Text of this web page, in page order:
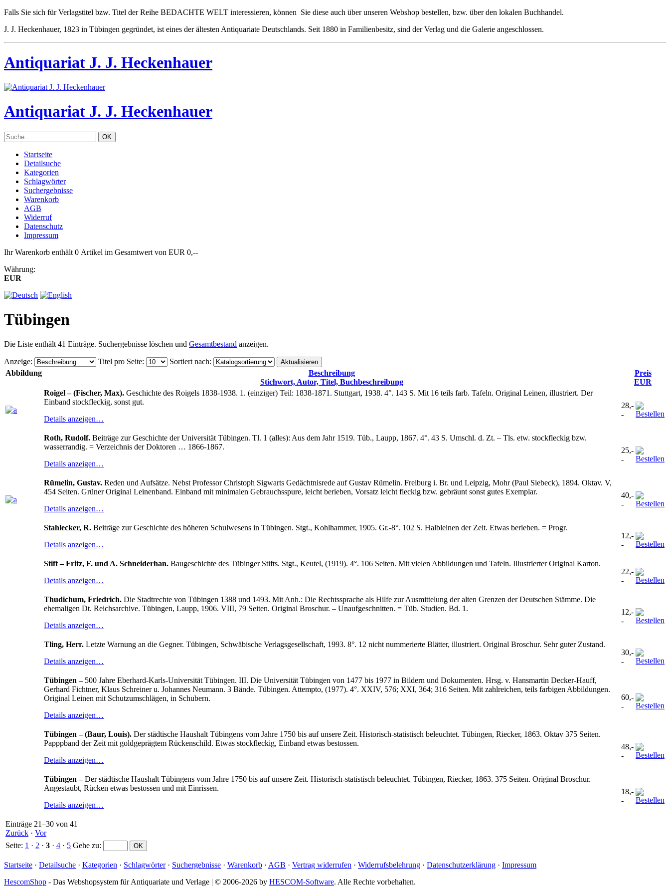
Falls Sie sich für Verlagstitel bzw. Titel der Reihe BEDACHTE WELT interessieren, können Sie diese auch über unseren Webshop bestellen, bzw. über den lokalen Buchhandel.
J. J. Heckenhauer, 1823 in Tübingen gegründet, ist eines der ältesten Antiquariate Deutschlands. Seit 1880 in Familienbesitz, sind der Verlag und die Galerie angeschlossen.
Antiquariat J. J. Heckenhauer
Antiquariat J. J. Heckenhauer
Startseite
Detailsuche
Kategorien
Schlagwörter
Suchergebnisse
Warenkorb
AGB
Widerruf
Datenschutz
Impressum
Ihr Warenkorb enthält 0 Artikel im Gesamtwert von EUR 0,--
Währung:
EUR
Tübingen
Die Liste enthält 41 Einträge. Suchergebnisse löschen und Gesamtbestand anzeigen.
Anzeige: Titel pro Seite: Sortiert nach:
Abbildung
Beschreibung
Stichwort, Autor, Titel, Buchbeschreibung
Preis
EUR
Roigel – (Fischer, Max). Geschichte des Roigels 1838-1938. 1. (einziger) Teil: 1838-1871. Stuttgart, 1938. 4°. 143 S. Mit 16 teils farb. Tafeln. Original Leinen, illustriert. Der
Einband stockfleckig, sonst gut.
Details anzeigen…
28,-
-
Roth, Rudolf. Beiträge zur Geschichte der Universität Tübingen. Tl. 1 (alles): Aus dem Jahr 1519. Tüb., Laupp, 1867. 4°. 43 S. Umschl. d. Zt. – Tls. etw. stockfleckig bzw.
wasserrandig. = Verzeichnis der Doktoren … 1866-1867.
Details anzeigen…
25,-
-
Rümelin, Gustav. Reden und Aufsätze. Nebst Professor Christoph Sigwarts Gedächtnisrede auf Gustav Rümelin. Freiburg i. Br. und Leipzig, Mohr (Paul Siebeck), 1894. Oktav. V,
454 Seiten. Grüner Original Leinenband. Einband mit minimalen Gebrauchsspure, leicht berieben, Vorsatz leicht fleckig bzw. gebräunt sonst gutes Exemplar.
Details anzeigen…
40,-
-
Stahlecker, R. Beiträge zur Geschichte des höheren Schulwesens in Tübingen. Stgt., Kohlhammer, 1905. Gr.-8°. 102 S. Halbleinen der Zeit. Etwas berieben. = Progr.
Details anzeigen…
12,-
-
Stift – Fritz, F. und A. Schneiderhan. Baugeschichte des Tübinger Stifts. Stgt., Keutel, (1919). 4°. 106 Seiten. Mit vielen Abbildungen und Tafeln. Illustrierter Original Karton.
Details anzeigen…
22,-
-
Thudichum, Friedrich. Die Stadtrechte von Tübingen 1388 und 1493. Mit Anh.: Die Rechtssprache als Hilfe zur Ausmittelung der alten Grenzen der Deutschen Stämme. Die
ehemaligen Dt. Reichsarchive. Tübingen, Laupp, 1906. VIII, 79 Seiten. Original Broschur. – Unaufgeschnitten. = Tüb. Studien. Bd. 1.
Details anzeigen…
12,-
-
Tling, Herr. Letzte Warnung an die Gegner. Tübingen, Schwäbische Verlagsgesellschaft, 1993. 8°. 12 nicht nummerierte Blätter, illustriert. Original Broschur. Sehr guter Zustand.
Details anzeigen…
30,-
-
Tübingen – 500 Jahre Eberhard-Karls-Universität Tübingen. III. Die Universität Tübingen von 1477 bis 1977 in Bildern und Dokumenten. Hrsg. v. Hansmartin Decker-Hauff,
Gerhard Fichtner, Klaus Schreiner u. Johannes Neumann. 3 Bände. Tübingen. Attempto, (1977). 4°. XXIV, 576; XXI, 364; 316 Seiten. Mit zahlreichen, teils farbigen Abbildungen.
Original Leinen mit Schutzumschlägen, in Schubern.
Details anzeigen…
60,-
-
Tübingen – (Baur, Louis). Der städtische Haushalt Tübingens vom Jahre 1750 bis auf unsere Zeit. Historisch-statistisch beleuchtet. Tübingen, Riecker, 1863. Oktav 375 Seiten.
Papppband der Zeit mit goldgeprägtem Rückenschild. Etwas stockfleckig, Einband etwas bestossen.
Details anzeigen…
48,-
-
Tübingen –Der städtische Haushalt Tübingens vom Jahre 1750 bis auf unsere Zeit. Historisch-statistisch beleuchtet. Tübingen, Riecker, 1863. 375 Seiten. Original Broschur.
Angestaubt, Rücken etwas bestossen und mit Einrissen.
Details anzeigen…
18,-
-
Einträge 21–30 von 41
Zurück · Vor
Seite: 1 · 2 · 3 · 4 · 5 Gehe zu:
Startseite · Detailsuche · Kategorien · Schlagwörter· Suchergebnisse · Warenkorb · AGB · Vertrag widerrufen · Widerrufsbelehrung · Datenschutzerklärung · Impressum
HescomShop - Das Webshopsystem für Antiquariate und Verlage | © 2006-2026 by HESCOM-Software. Alle Rechte vorbehalten.